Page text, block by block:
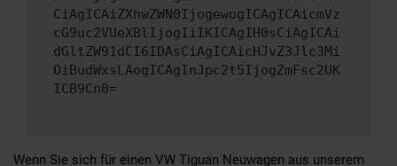
CiAgICAiZXhwZWN0IjogewogICAgICAicmVz
cG9uc2VUeXBlIjogIiIKICAgIH0sCiAgICAi
dGltZW91dCI6IDAsCiAgICAicHJvZ3Jlc3Mi
OiBudWxsLAogICAgInJpc2t5IjogZmFsc2UK
ICB9Cn0=
Wenn Sie sich für einen VW Tiguan Neuwagen aus unserem